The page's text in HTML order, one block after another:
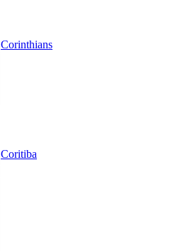
Corinthians
Coritiba